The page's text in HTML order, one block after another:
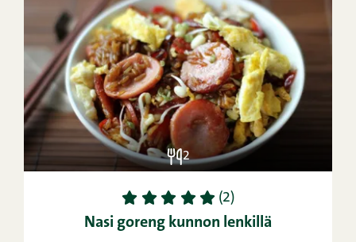
2
1 2 3 4 5 (2)
Nasi goreng kunnon lenkillä